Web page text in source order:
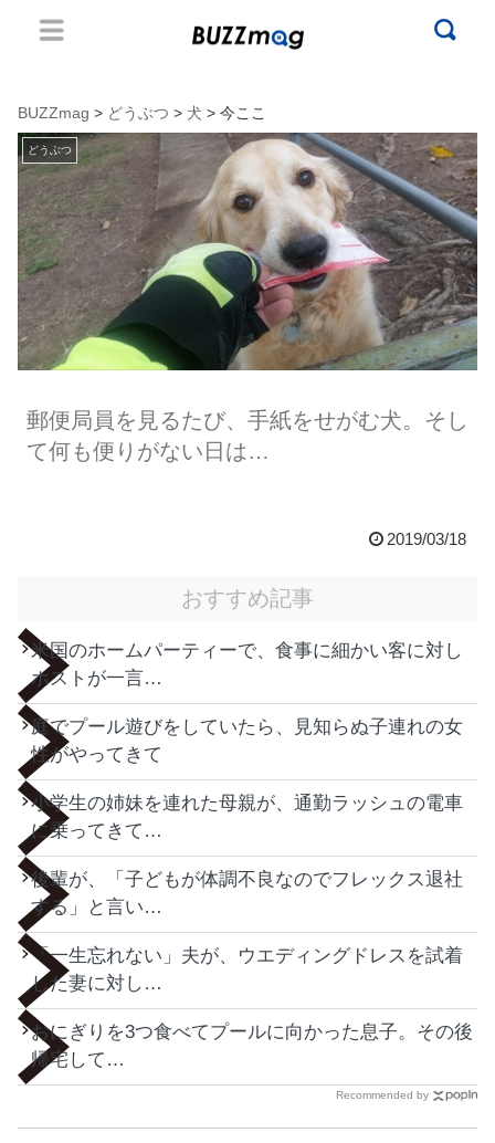
BUZZmag > どうぶつ > 犬 > 今ここ
どうぶつ
郵便局員を見るたび、手紙をせがむ犬。そし
て何も便りがない日は…
2019/03/18
おすすめ記事
米国のホームパーティーで、食事に細かい客に対し
ホストが一言…
庭でプール遊びをしていたら、見知らぬ子連れの女
性がやってきて
小学生の姉妹を連れた母親が、通勤ラッシュの電車
に乗ってきて…
後輩が、「子どもが体調不良なのでフレックス退社
する」と言い…
「一生忘れない」夫が、ウエディングドレスを試着
した妻に対し…
おにぎりを3つ食べてプールに向かった息子。その後
帰宅して…
Recommended by